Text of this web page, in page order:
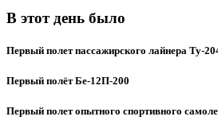
В этот день было
Первый полет пассажирского лайнера Ту-
Первый полёт Бе-12П-200
Первый полет опытного спортивного